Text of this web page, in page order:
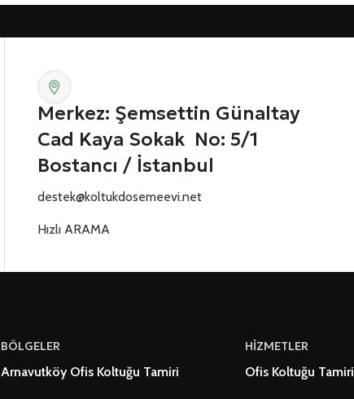
Merkez: Şemsettin Günaltay
Cad Kaya Sokak No: 5/1
Bostancı / İstanbul
destek@koltukdosemeevi.net
Hızlı ARAMA
BÖLGELER
Arnavutköy Ofis Koltuğu Tamiri
HİZMETLER
Ofis Koltuğu Tamiri